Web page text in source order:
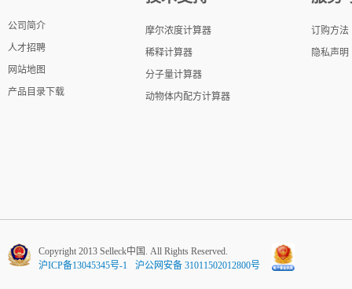
公司简介
人才招聘
网站地图
产品目录下载
摩尔浓度计算器
稀释计算器
分子量计算器
动物体内配方计算器
订购方法
隐私声明
Copyright 2013 Selleck中国. All Rights Reserved.
沪ICP备13045345号-1
沪公网安备 31011502012800号